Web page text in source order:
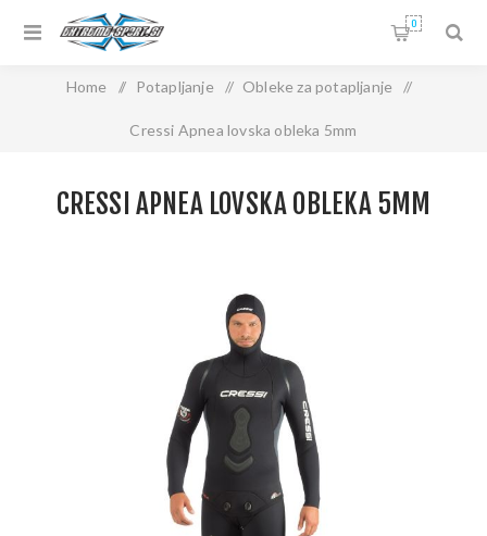
0
Home / Potapljanje / Obleke za potapljanje /
Cressi Apnea lovska obleka 5mm
CRESSI APNEA LOVSKA OBLEKA 5MM